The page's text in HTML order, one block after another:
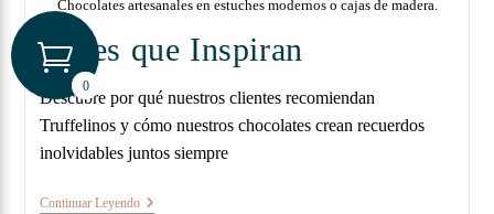
Chocolates artesanales en estuches modernos o cajas de madera.
Voces que Inspiran
Descubre por qué nuestros clientes recomiendan
Truffelinos y cómo nuestros chocolates crean recuerdos
inolvidables juntos siempre
Continuar Leyendo
0